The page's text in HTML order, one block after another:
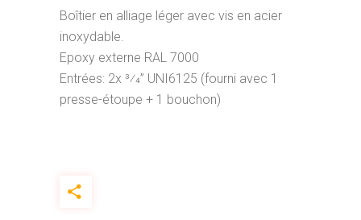
Boîtier en alliage léger avec vis en acier
inoxydable.
Epoxy externe RAL 7000
Entrées: 2x 3⁄4” UNI6125 (fourni avec 1
presse-étoupe + 1 bouchon)